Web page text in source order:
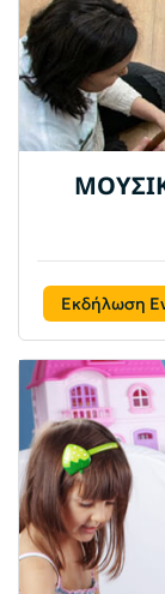
Εκδήλωση